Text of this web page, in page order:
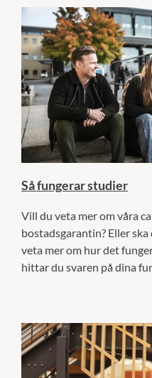
Så fungerar studier
Vill du veta mer om våra
bostadsgarantin? Eller
veta mer om hur det
hittar du svaren på dina